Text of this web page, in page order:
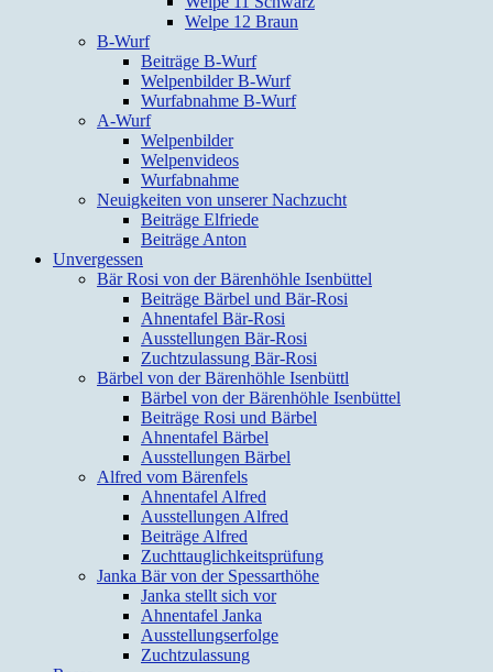
Welpe 12 Braun
B-Wurf
Beiträge B-Wurf
Welpenbilder B-Wurf
Wurfabnahme B-Wurf
A-Wurf
Welpenbilder
Welpenvideos
Wurfabnahme
Neuigkeiten von unserer Nachzucht
Beiträge Elfriede
Beiträge Anton
Unvergessen
Bär Rosi von der Bärenhöhle Isenbüttel
Beiträge Bärbel und Bär-Rosi
Ahnentafel Bär-Rosi
Ausstellungen Bär-Rosi
Zuchtzulassung Bär-Rosi
Bärbel von der Bärenhöhle Isenbüttl
Bärbel von der Bärenhöhle Isenbüttel
Beiträge Rosi und Bärbel
Ahnentafel Bärbel
Ausstellungen Bärbel
Alfred vom Bärenfels
Ahnentafel Alfred
Ausstellungen Alfred
Beiträge Alfred
Zuchttauglichkeitsprüfung
Janka Bär von der Spessarthöhe
Janka stellt sich vor
Ahnentafel Janka
Ausstellungserfolge
Zuchtzulassung